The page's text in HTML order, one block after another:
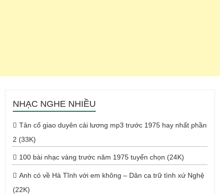
NHẠC NGHE NHIỀU
Tân cổ giao duyên cải lương mp3 trước 1975 hay nhất phần
2 (33K)
100 bài nhạc vàng trước năm 1975 tuyển chọn (24K)
Anh có về Hà Tĩnh với em không – Dân ca trữ tình xứ Nghệ
(22K)